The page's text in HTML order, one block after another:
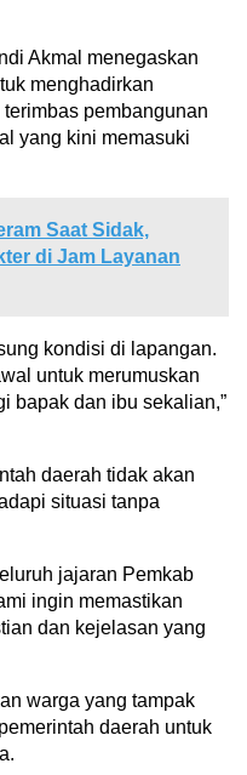
Akmal menegaskan
menghadirkan
pembangunan
yang kini memasuki
Saat Sidak,
di Jam Layanan
kondisi di lapangan.
untuk merumuskan
bapak dan ibu sekalian,”
daerah tidak akan
situasi tanpa
jajaran Pemkab
ingin memastikan
dan kejelasan yang
warga yang tampak
daerah untuk